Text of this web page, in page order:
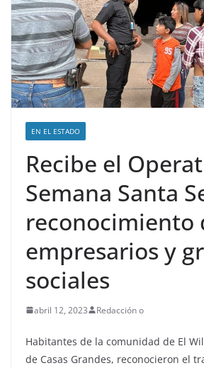
EN EL ESTADO
Recibe el
Semana Santa
reconocimiento
empresarios y
sociales
abril 12, 2023 Redacción o
Habitantes de la comunidad de El
de Casas Grandes, reconocieron el